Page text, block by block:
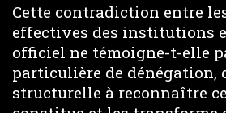
Cette contradiction entre
effectives des institutions
officiel ne témoigne-t-elle
particulière de dénégation,
structurelle à reconnaître